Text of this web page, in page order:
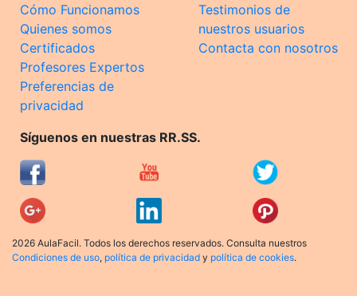
Cómo Funcionamos
Quienes somos
Certificados
Profesores Expertos
Preferencias de
privacidad
Testimonios de
nuestros usuarios
Contacta con nosotros
Síguenos en nuestras RR.SS.
2026 AulaFacil. Todos los derechos reservados. Consulta nuestros
Condiciones de uso, política de privacidad y política de cookies.